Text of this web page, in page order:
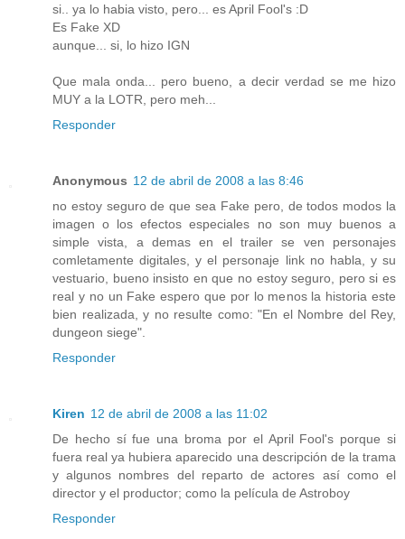
si.. ya lo habia visto, pero... es April Fool's :D
Es Fake XD
aunque... si, lo hizo IGN
Que mala onda... pero bueno, a decir verdad se me hizo
MUY a la LOTR, pero meh...
Responder
Anonymous 12 de abril de 2008 a las 8:46
no estoy seguro de que sea Fake pero, de todos modos la
imagen o los efectos especiales no son muy buenos a
simple vista, a demas en el trailer se ven personajes
comletamente digitales, y el personaje link no habla, y su
vestuario, bueno insisto en que no estoy seguro, pero si es
real y no un Fake espero que por lo menos la historia este
bien realizada, y no resulte como: "En el Nombre del Rey,
dungeon siege".
Responder
Kiren 12 de abril de 2008 a las 11:02
De hecho sí fue una broma por el April Fool's porque si
fuera real ya hubiera aparecido una descripción de la trama
y algunos nombres del reparto de actores así como el
director y el productor; como la película de Astroboy
Responder